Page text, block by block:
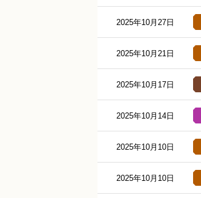
2025年10月27日
2025年10月21日
2025年10月17日
2025年10月14日
2025年10月10日
2025年10月10日